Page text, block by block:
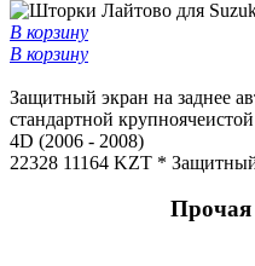
В корзину
В корзину
Защитный экран на заднее
стандартной
4D (2006 - 2008)
22328 11164 KZT *
Прочая